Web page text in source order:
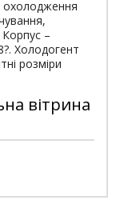
охолодження
–
Холодогент
розміри
вітрина